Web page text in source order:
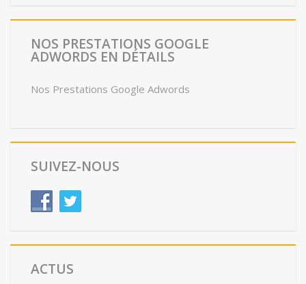
NOS PRESTATIONS GOOGLE
ADWORDS EN DÉTAILS
Nos Prestations Google Adwords
SUIVEZ-NOUS
ACTUS